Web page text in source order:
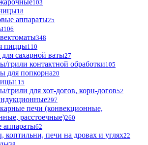
103
18
аппараты25
106
348
пиццы110
сахарной ваты27
грили контактной обработки105
для попкорна20
115
грили для хот-догов, корн-догов52
297
печи (конвекционные,
расстоечные)260
аппараты62
коптильни, печи на дровах и углях22